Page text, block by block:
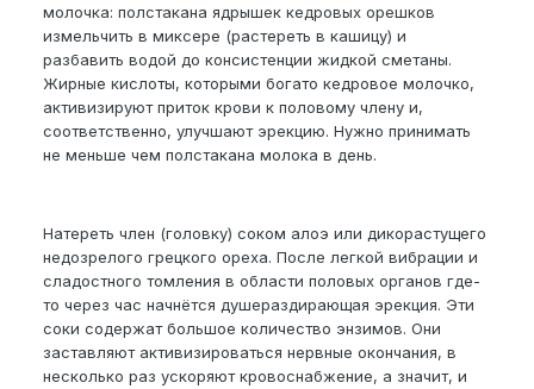
молочка: полстакана ядрышек кедровых орешков
измельчить в миксере (растереть в кашицу) и
разбавить водой до консистенции жидкой сметаны.
Жирные кислоты, которыми богато кедровое молочко,
активизируют приток крови к половому члену и,
соответственно, улучшают эрекцию. Нужно принимать
не меньше чем полстакана молока в день.
Натереть член (головку) соком алоэ или дикорастущего
недозрелого грецкого ореха. После легкой вибрации и
сладостного томления в области половых органов где-
то через час начнётся душераздирающая эрекция. Эти
соки содержат большое количество энзимов. Они
заставляют активизироваться нервные окончания, в
несколько раз ускоряют кровоснабжение, а значит, и